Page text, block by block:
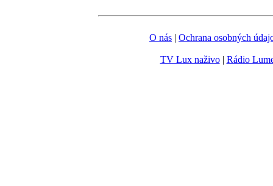
O nás | Ochrana osobných
TV Lux naživo| Rádio